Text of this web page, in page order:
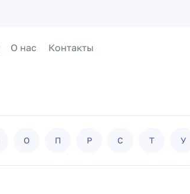
О нас Контакты
О П Р С Т У